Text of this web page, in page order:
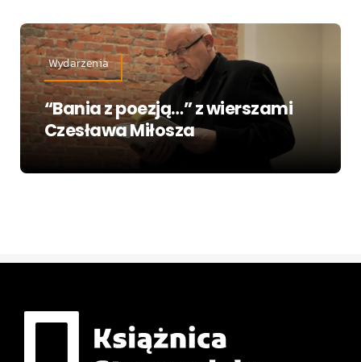
Wydarzenia
“Bania z poezją…” z wierszami
Czesława Miłosza